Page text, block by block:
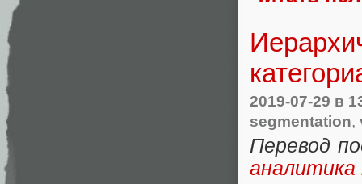
2019-07-29 в
segmentation,
Перевод
аналитика